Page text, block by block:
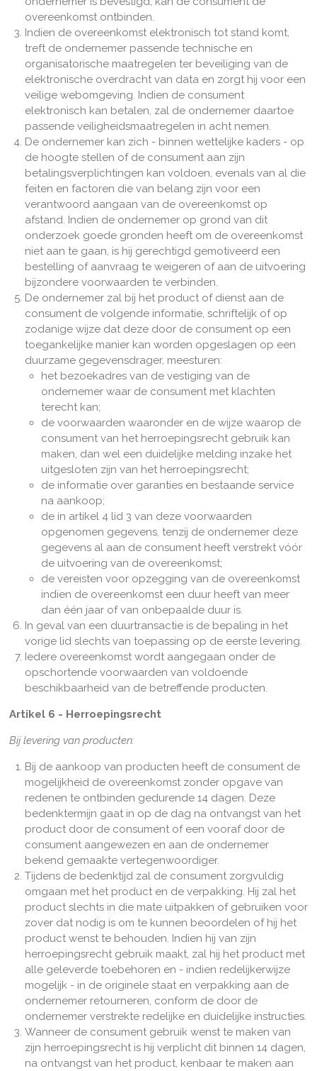
overeenkomst ontbinden.
Indien de overeenkomst elektronisch tot stand komt,
treft de ondernemer passende technische en
organisatorische maatregelen ter beveiliging van de
elektronische overdracht van data en zorgt hij voor een
veilige webomgeving. Indien de consument
elektronisch kan betalen, zal de ondernemer daartoe
passende veiligheidsmaatregelen in acht nemen.
De ondernemer kan zich - binnen wettelijke kaders - op
de hoogte stellen of de consument aan zijn
betalingsverplichtingen kan voldoen, evenals van al die
feiten en factoren die van belang zijn voor een
verantwoord aangaan van de overeenkomst op
afstand. Indien de ondernemer op grond van dit
onderzoek goede gronden heeft om de overeenkomst
niet aan te gaan, is hij gerechtigd gemotiveerd een
bestelling of aanvraag te weigeren of aan de uitvoering
bijzondere voorwaarden te verbinden.
De ondernemer zal bij het product of dienst aan de
consument de volgende informatie, schriftelijk of op
zodanige wijze dat deze door de consument op een
toegankelijke manier kan worden opgeslagen op een
duurzame gegevensdrager, meesturen:
het bezoekadres van de vestiging van de
ondernemer waar de consument met klachten
terecht kan;
de voorwaarden waaronder en de wijze waarop de
consument van het herroepingsrecht gebruik kan
maken, dan wel een duidelijke melding inzake het
uitgesloten zijn van het herroepingsrecht;
de informatie over garanties en bestaande service
na aankoop;
de in artikel 4 lid 3 van deze voorwaarden
opgenomen gegevens, tenzij de ondernemer deze
gegevens al aan de consument heeft verstrekt vóór
de uitvoering van de overeenkomst;
de vereisten voor opzegging van de overeenkomst
indien de overeenkomst een duur heeft van meer
dan één jaar of van onbepaalde duur is.
In geval van een duurtransactie is de bepaling in het
vorige lid slechts van toepassing op de eerste levering.
Iedere overeenkomst wordt aangegaan onder de
opschortende voorwaarden van voldoende
beschikbaarheid van de betreffende producten.
Artikel 6 - Herroepingsrecht
Bij levering van producten:
Bij de aankoop van producten heeft de consument de
mogelijkheid de overeenkomst zonder opgave van
redenen te ontbinden gedurende 14 dagen. Deze
bedenktermijn gaat in op de dag na ontvangst van het
product door de consument of een vooraf door de
consument aangewezen en aan de ondernemer
bekend gemaakte vertegenwoordiger.
Tijdens de bedenktijd zal de consument zorgvuldig
omgaan met het product en de verpakking. Hij zal het
product slechts in die mate uitpakken of gebruiken voor
zover dat nodig is om te kunnen beoordelen of hij het
product wenst te behouden. Indien hij van zijn
herroepingsrecht gebruik maakt, zal hij het product met
alle geleverde toebehoren en - indien redelijkerwijze
mogelijk - in de originele staat en verpakking aan de
ondernemer retourneren, conform de door de
ondernemer verstrekte redelijke en duidelijke instructies.
Wanneer de consument gebruik wenst te maken van
zijn herroepingsrecht is hij verplicht dit binnen 14 dagen,
na ontvangst van het product, kenbaar te maken aan